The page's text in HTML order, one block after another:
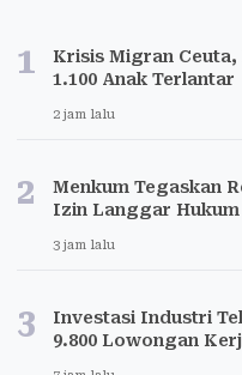
1
Krisis Migran Ceuta,
1.100 Anak Terlantar
2 jam lalu
2
Menkum Tegaskan
Izin Langgar Hukum
3 jam lalu
3
Investasi Industri
9.800 Lowongan